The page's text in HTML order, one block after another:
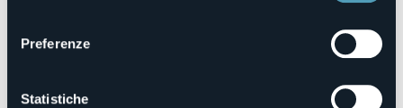
Preferenze
Statistiche
Via Monte Grappa, 59